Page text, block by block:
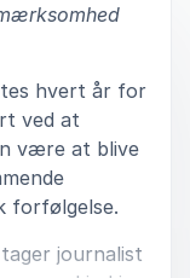
hvert år for
ved at
være at blive
forfølgelse.
journalist